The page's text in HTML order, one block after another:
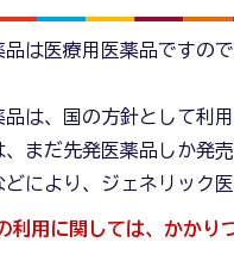
品は医療用医薬品ですの
品は、国の方針として利
まだ先発医薬品しか発
により、ジェネリック
利用に関しては、かかり